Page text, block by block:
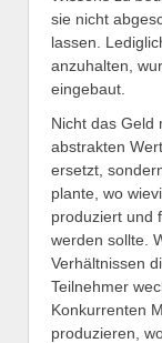
sie nicht
lassen.
anzuhalten,
eingebaut.
Nicht das Geld
abstrakten
ersetzt,
plante, wo
produziert und
werden sollte.
Verhältnissen
Teilnehmer
Konkurrenten
produzieren,